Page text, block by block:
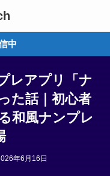
レアプリ「ナ
た話｜初心者
和風ナンプレ
年6月16日